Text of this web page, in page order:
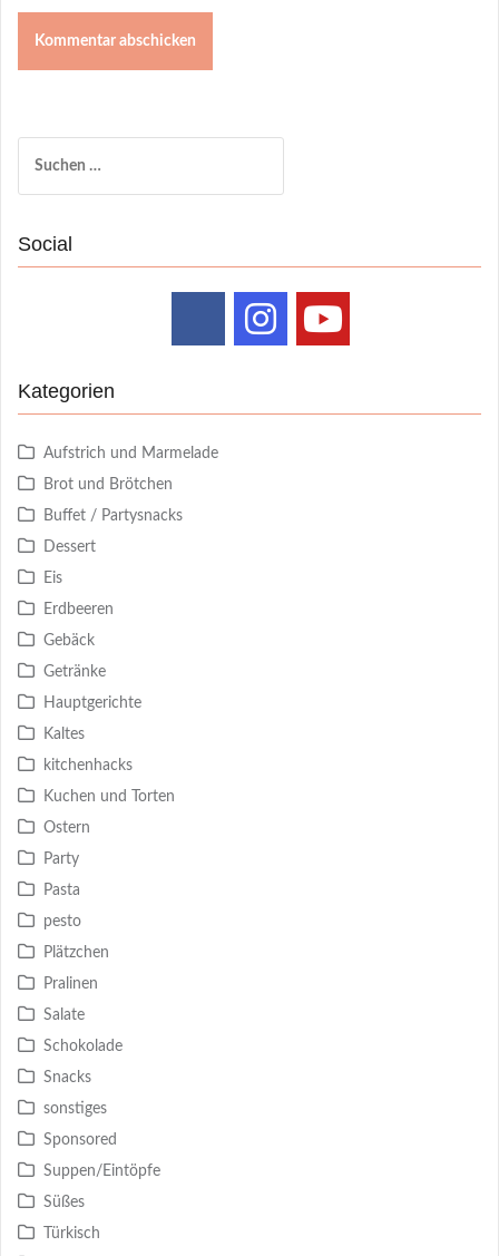
nach:
Social
Kategorien
Aufstrich und Marmelade
Brot und Brötchen
Buffet / Partysnacks
Dessert
Eis
Erdbeeren
Gebäck
Getränke
Hauptgerichte
Kaltes
kitchenhacks
Kuchen und Torten
Ostern
Party
Pasta
pesto
Plätzchen
Pralinen
Salate
Schokolade
Snacks
sonstiges
Sponsored
Suppen/Eintöpfe
Süßes
Türkisch